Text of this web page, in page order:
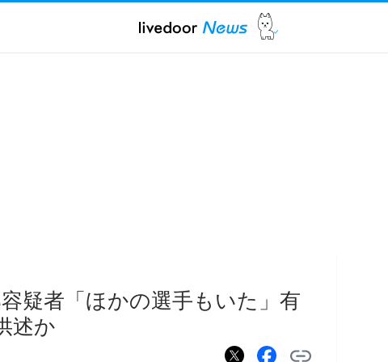
疑者「ほかの選手もいた」有
述か